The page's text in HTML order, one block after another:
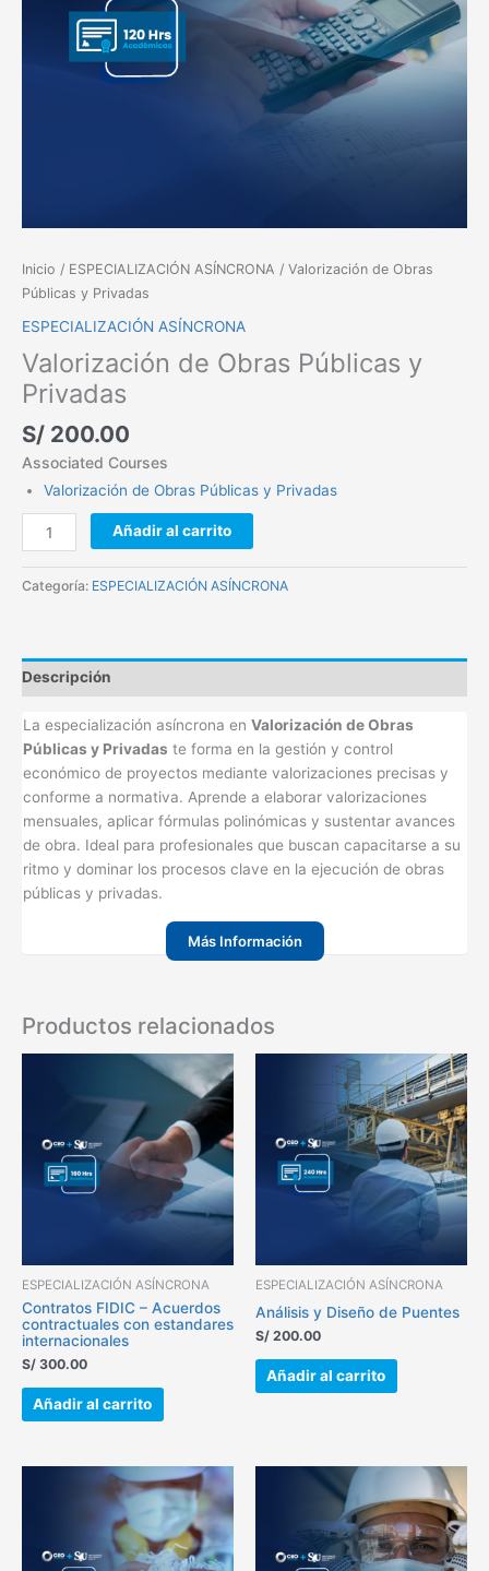
Inicio / ESPECIALIZACIÓN ASÍNCRONA / Valorización de Obras
Públicas y Privadas
ESPECIALIZACIÓN ASÍNCRONA
Valorización de Obras Públicas y
Privadas
S/ 200.00
Associated Courses
Valorización de Obras Públicas y Privadas
Añadir al carrito
Categoría: ESPECIALIZACIÓN ASÍNCRONA
Descripción
La especialización asíncrona en Valorización de Obras
Públicas y Privadas te forma en la gestión y control
económico de proyectos mediante valorizaciones precisas y
conforme a normativa. Aprende a elaborar valorizaciones
mensuales, aplicar fórmulas polinómicas y sustentar avances
de obra. Ideal para profesionales que buscan capacitarse a su
ritmo y dominar los procesos clave en la ejecución de obras
públicas y privadas.
Más Información
Productos relacionados
ESPECIALIZACIÓN ASÍNCRONA
Contratos FIDIC – Acuerdos
contractuales con estandares
internacionales
S/ 300.00
Añadir al carrito
ESPECIALIZACIÓN ASÍNCRONA
Análisis y Diseño de Puentes
S/ 200.00
Añadir al carrito